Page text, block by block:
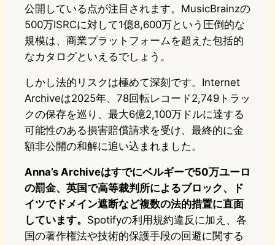
公開している点が注目されます。MusicBrainzの
500万ISRCに対して1億8,600万という圧倒的な
規模は、商業プラットフォームを超えた包括的
なカタログといえるでしょう。
しかし法的リスクは極めて深刻です。Internet
Archiveは2025年、78回転レコード2,749トラッ
クの保存を巡り、最大6億2,100万ドルに達する
可能性のある損害賠償請求を受け、最終的に金
額非公開の和解に追い込まれました。
Anna’s Archiveはすでにベルギーで50万ユーロ
の罰金、英国で高等裁判所によるブロック、ド
イツでドメイン遮断など複数の法的措置に直面
しています。 Spotifyの利用規約違反に加え、各
国の著作権法や技術的保護手段の回避に関する